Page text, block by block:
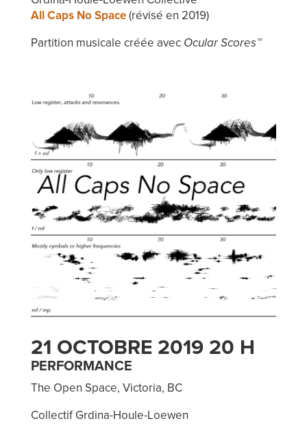
All Caps No Space(révisé en 2019)
Partition musicale créée avec Ocular Scores™
21 OCTOBRE 2019 20 H
PERFORMANCE
The Open Space, Victoria, BC
Collectif Grdina-Houle-Loewen